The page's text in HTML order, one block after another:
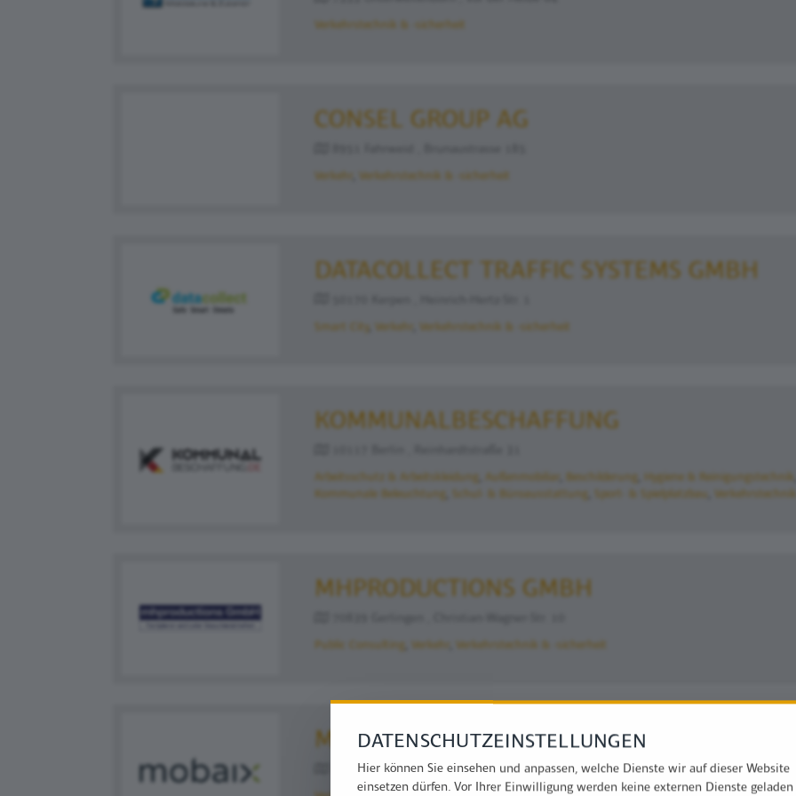
Verkehrstechnik & -sicherheit
CONSEL GROUP AG
Verkehr Verkehrstechnik & -sicherheit
DATACOLLECT TRAFFIC SYSTEMS GMBH
Smart City Verkehr Verkehrstechnik & -sicherheit
KOMMUNALBESCHAFFUNG
Arbeitsschutz & Arbeitskleidung Außenmobiliar Beschilderung Hygiene & Reinigungstechnik
Kommunale Beleuchtung
Schul- & Büroausstattung Sport- & Spielplatzbau
MHPRODUCTIONS GMBH
Public Consulting Verkehr Verkehrstechnik & -sicherheit
MOBAIX GMBH
52074 Aachen , Hasselholzer Weg 13
DATENSCHUTZEINSTELLUNGEN
Hier können Sie einsehen und anpassen, welche Dienste wir auf dieser Website
einsetzen dürfen. Vor Ihrer Einwilligung werden keine externen Dienste